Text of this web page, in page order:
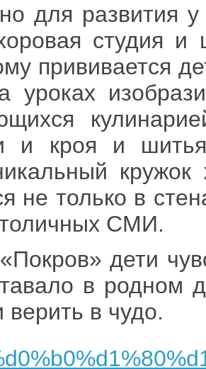
для развития
студия и
прививается
уроках
и кроя и
кружок
не только в
СМИ.
дети
в родном
в чудо.